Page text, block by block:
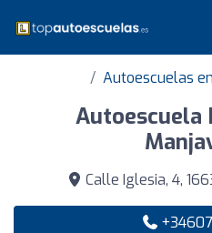
Autoescuelas
Autoescuela
Calle Iglesia, 4,